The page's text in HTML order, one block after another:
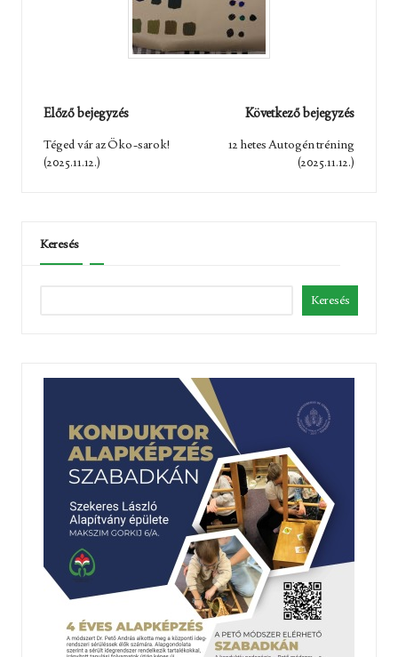
Post
navigation
Előző bejegyzés
Téged vár az Öko-sarok!
(2025.11.12.)
Következő bejegyzés
12 hetes Autogén tréning
(2025.11.12.)
Keresés
Keresés